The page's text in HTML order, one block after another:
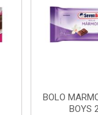
BOLO
BOYS